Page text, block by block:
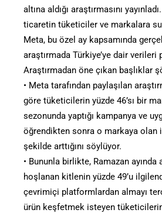
altına aldığı araştırmasını
ticaretin tüketiciler ve markalara
Meta, bu özel ay kapsamında
araştırmada Türkiye’ye dair verileri
Araştırmadan öne çıkan başlıklar
• Meta tarafından paylaşılan
göre tüketicilerin yüzde 46’sı bir
sezonunda yaptığı kampanya ve
öğrendikten sonra o markaya olan
şekilde arttığını söylüyor.
• Bununla birlikte, Ramazan
hoşlanan kitlenin yüzde 49’u
çevrimiçi platformlardan almayı
ürün keşfetmek isteyen tüketicilerin